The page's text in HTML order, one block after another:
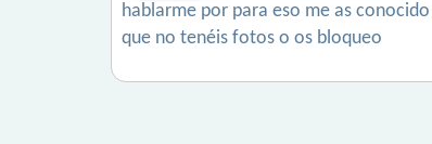
hablarme por para eso me as
que no tenéis fotos o os bloqueo